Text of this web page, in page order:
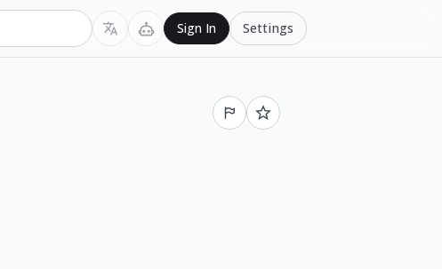
Sign In Settings